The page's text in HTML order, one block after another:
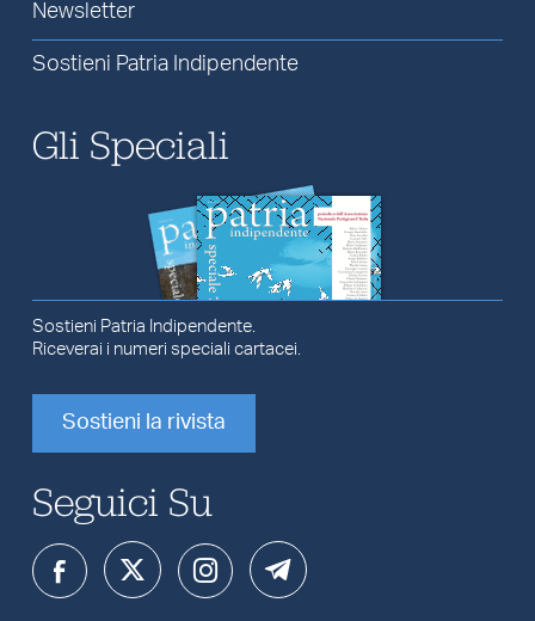
Newsletter
Sostieni Patria Indipendente
Gli Speciali
Sostieni Patria Indipendente.
Riceverai i numeri speciali cartacei.
Sostieni la rivista
Seguici Su